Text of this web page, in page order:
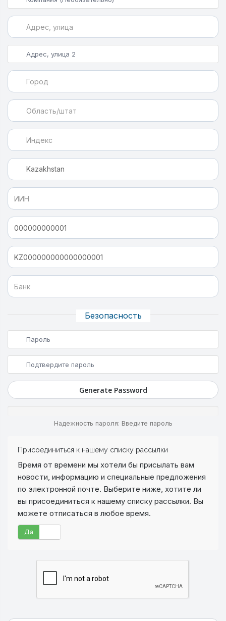
Безопасность
Generate Password
Надежность пароля: Введите пароль
Присоединиться к нашему списку рассылки
Время от времени мы хотели бы присылать вам
новости, информацию и специальные предложения
по электронной почте. Выберите ниже, хотите ли
вы присоединиться к нашему списку рассылки. Вы
можете отписаться в любое время.
Да